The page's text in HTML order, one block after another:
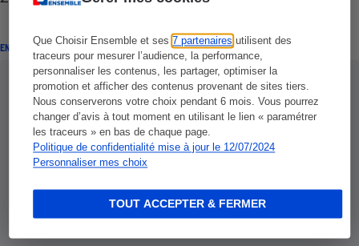
Que Choisir Ensemble et ses7 partenaires utilisent des
traceurs pour mesurer l’audience, la performance,
personnaliser les contenus, les partager, optimiser la
promotion et afficher des contenus provenant de sites tiers.
Nous conserverons votre choix pendant 6 mois. Vous pourrez
changer d’avis à tout moment en utilisant le lien « paramétrer
les traceurs » en bas de chaque page.
Politique de confidentialité mise à jour le 12/07/2024
Personnaliser mes choix
TOUT ACCEPTER & FERMER
ENQUÊTE